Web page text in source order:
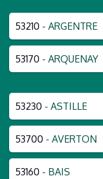
53210 - ARGENTRE
53170 - ARQUENAY
53230 - ASTILLE
53700 - AVERTON
53160 - BAIS